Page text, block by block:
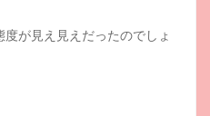
が見え見えだったのでしょ